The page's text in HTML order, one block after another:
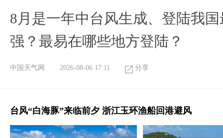
8月是一年中台风生成、登陆我
强？最易在哪些地方登陆？
中国天气网 2026-08-06 17:11 分享
台风“白海豚”来临前夕 浙江玉环渔船回港避风